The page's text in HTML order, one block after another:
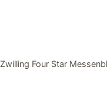
Zwilling Four Star